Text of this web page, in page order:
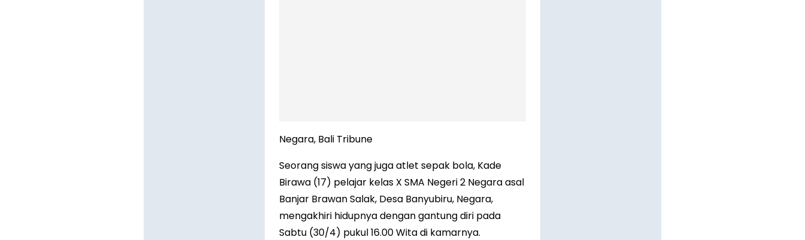
Negara, Bali Tribune
Seorang siswa yang juga atlet sepak bola, Kade
Birawa (17) pelajar kelas X SMA Negeri 2 Negara asal
Banjar Brawan Salak, Desa Banyubiru, Negara,
mengakhiri hidupnya dengan gantung diri pada
Sabtu (30/4) pukul 16.00 Wita di kamarnya.